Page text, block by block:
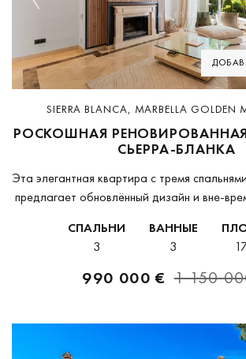
Previous
SIERRA BLANCA, MARBELLA GOLDEN
РОСКОШНАЯ
СЬЕРРА-БЛАНКА
Эта элегантная квартира с тремя
предлагает обновлённый дизайн и вне-
Расположение в Сьерра-Бланка, на
тишину,...
СПАЛЬНИ
3
ВАННЫЕ
3
990 000 € 1 150